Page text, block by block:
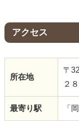
アクセス
所在地
〒
２
最寄り駅 「